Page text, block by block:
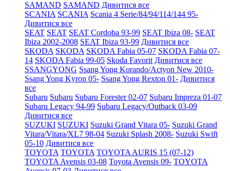
SAMAND SAMAND Дивитися все
SCANIA SCANIA Scania 4 Serie/84/94/114/144 95-
Дивитися все
SEAT SEAT SEAT Cordoba 93-99 SEAT Ibiza 08- SEAT
Ibiza 2002-2008 SEAT Ibiza 93-99 Дивитися все
SKODA SKODA SKODA Fabia 05-07 SKODA Fabia 07-
14 SKODA Fabia 99-05 Skoda Favorit Дивитися все
SSANGYONG Ssang Yong Korando/Actyon New 2010-
Ssang Yong Kyron 05- Ssang Yong Rexton 01- Дивитися
все
Subaru Subaru Subaru Forester 02-07 Subaru Impreza 01-07
Subaru Legacy 94-99 Subaru Legacy/Outback 03-09
Дивитися все
SUZUKI SUZUKI Suzuki Grand Vitara 05- Suzuki Grand
Vitara/Vitara/XL7 98-04 Suzuki Splash 2008- Suzuki Swift
05-10 Дивитися все
TOYOTA TOYOTA TOYOTA AURIS 15 (07-12)
TOYOTA Avensis 03-08 Toyota Avensis 09- TOYOTA